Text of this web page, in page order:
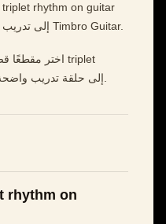
إلى تدريب أوضح وأبطأ وأكثر موسيقية داخل Timbro Guitar.